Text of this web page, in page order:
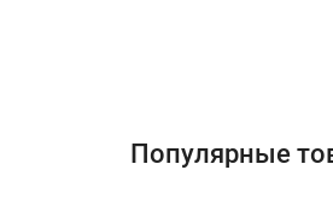
Популярные